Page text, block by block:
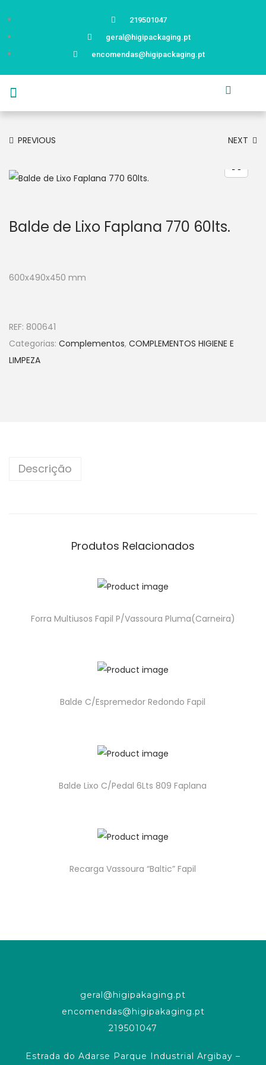
219501047
geral@higipackaging.pt
encomendas@higipackaging.pt
PREVIOUS NEXT
Balde de Lixo Faplana 770 60lts.
600x490x450 mm
REF: 800641
Categorias: Complementos, COMPLEMENTOS HIGIENE E
LIMPEZA
Descrição
Produtos Relacionados
Forra Multiusos Fapil P/Vassoura Pluma(Carneira)
Balde C/Espremedor Redondo Fapil
Balde Lixo C/Pedal 6Lts 809 Faplana
Recarga Vassoura “Baltic” Fapil
geral@higipakaging.pt
encomendas@higipakaging.pt
219501047
Estrada do Adarse Parque Industrial Argibay –